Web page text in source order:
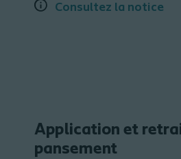
Consultez la notice
Application et
pansement